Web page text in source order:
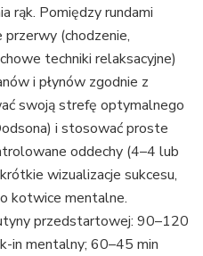
rąk. Pomiędzy rundami
(chodzenie,
techniki relaksacyjne)
i płynów zgodnie z
swoją strefę optymalnego
i stosować proste
oddechy (4–4 lub
wizualizacje sukcesu,
kotwice mentalne.
przedstartowej: 90–120
in mentalny; 60–45 min